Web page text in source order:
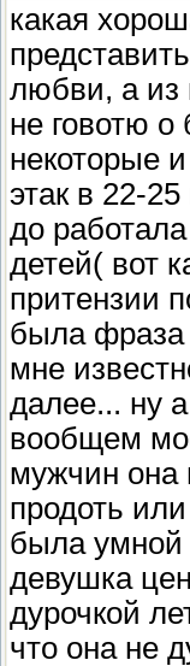
какая
любви, а из
не говотю о
некоторые
этак в 22-
до
детей( вот
притензии
была фраза
мне
далее... ну
вообщем
мужчин она
продоть
была умной
девушка
дурочкой
что она не